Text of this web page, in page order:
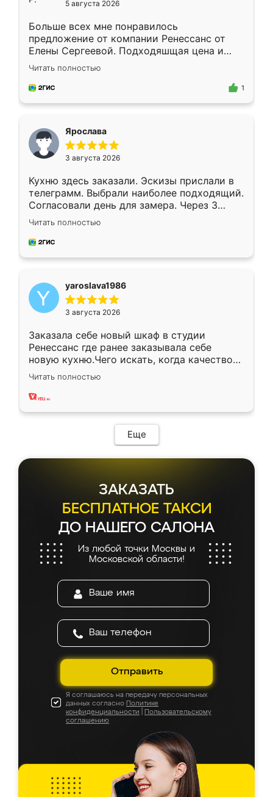
5 августа 2026
Больше всех мне понравилось
предложение от компании Ренессанс от
Елены Сергеевой. Подходяшщая цена и
короткие сроки изготовления. Приехавший
для замера сотрудник Владислав
предложил по моему эскизу самый
Читать полностью
1
Ярослава
3 августа 2026
Кухню здесь заказали. Эскизы прислали в
телеграмм. Выбрали наиболее подходящий.
Согласовали день для замера. Через 3
недели кухня была уже готова. Остались
довольны работой. Спасибо Ренессанс
мебель за качественную работу!
Читать полностью
yaroslava1986
3 августа 2026
Заказала себе новый шкаф в студии
Ренессанс где ранее заказывала себе
новую кухню.Чего искать, когда качеством
вполне довольна. Служит кухня уже почти
два года, нареканий нет.
Читать полностью
Еще
ЗАКАЗАТЬ
БЕСПЛАТНОЕ ТАКСИ
ДО НАШЕГО САЛОНА
Из любой точки Москвы и
Московской области!
Отправить
Я соглашаюсь на передачу персональных
данных согласно Политике
конфиденциальности
Пользовательскому
соглашению